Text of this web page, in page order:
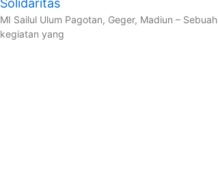
Solidaritas
MI Sailul Ulum Pagotan, Geger, Madiun – Sebuah
kegiatan yang